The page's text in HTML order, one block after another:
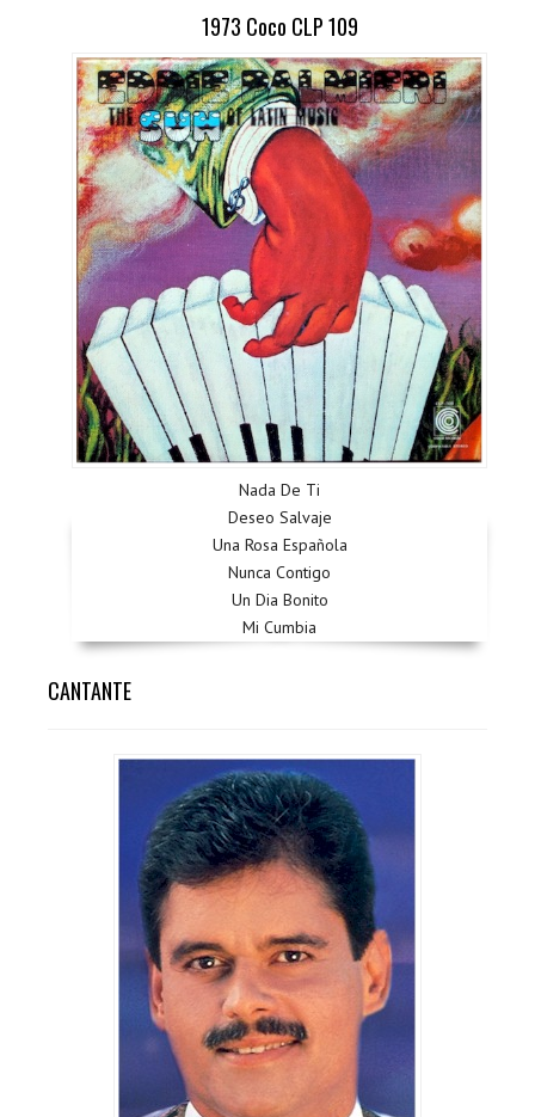
1973 Coco CLP 109
Nada De Ti
Deseo Salvaje
Una Rosa Española
Nunca Contigo
Un Dia Bonito
Mi Cumbia
CANTANTE